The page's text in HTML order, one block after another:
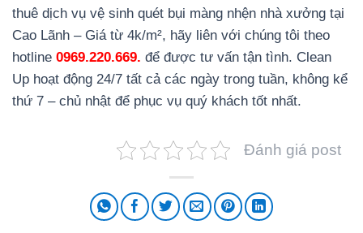
thuê dịch vụ vệ sinh quét bụi màng nhện nhà xưởng tại
Cao Lãnh – Giá từ 4k/m², hãy liên với chúng tôi theo
hotline 0969.220.669. để được tư vấn tận tình. Clean
Up hoạt động 24/7 tất cả các ngày trong tuần, không kể
thứ 7 – chủ nhật để phục vụ quý khách tốt nhất.
Đánh giá post